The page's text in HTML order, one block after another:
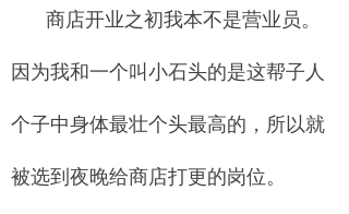
商店开业之初我本不是营业员。
因为我和一个叫小石头的是这帮子人
个子中身体最壮个头最高的，所以就
被选到夜晚给商店打更的岗位。